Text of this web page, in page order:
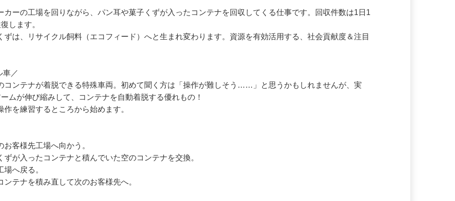
カーの工場を回りながら、パン耳や菓子くずが入ったコンテナを回収してくる仕事です。回収件数は1日1
復します。
ずは、リサイクル飼料（エコフィード）へと生まれ変わります。資源を有効活用する、社会貢献度＆注目
車／
コンテナが着脱できる特殊車両。初めて聞く方は「操作が難しそう……」と思うかもしれませんが、実
ムが伸び縮みして、コンテナを自動着脱する優れもの！
お客様先工場へ向かう。
が入ったコンテナと積んでいた空のコンテナを交換。
場へ戻る。